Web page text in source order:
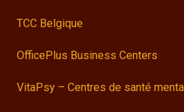
TCC Belgique
OfficePlus Business Centers
VitaPsy – Centres de santé